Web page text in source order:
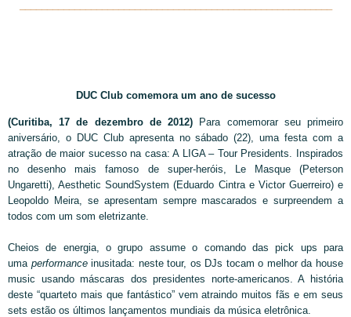
DUC Club comemora um ano de sucesso
(Curitiba, 17 de dezembro de 2012) Para comemorar seu primeiro
aniversário, o DUC Club apresenta no sábado (22), uma festa com a
atração de maior sucesso na casa: A LIGA – Tour Presidents. Inspirados
no desenho mais famoso de super-heróis, Le Masque (Peterson
Ungaretti), Aesthetic SoundSystem (Eduardo Cintra e Victor Guerreiro) e
Leopoldo Meira, se apresentam sempre mascarados e surpreendem a
todos com um som eletrizante.
Cheios de energia, o grupo assume o comando das pick ups para
uma performanceinusitada: neste tour, os DJs tocam o melhor da house
music usando máscaras dos presidentes norte-americanos. A história
deste “quarteto mais que fantástico” vem atraindo muitos fãs e em seus
sets estão os últimos lançamentos mundiais da música eletrônica.